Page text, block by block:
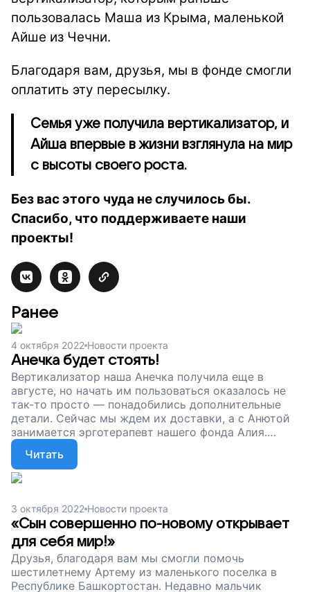
пользовалась Маша из Крыма, маленькой
Айше из Чечни.
Благодаря вам, друзья, мы в фонде смогли
оплатить эту пересылку.
Семья уже получила вертикализатор, и
Айша впервые в жизни взглянула на мир
с высоты своего роста.
Без вас этого чуда не случилось бы.
Спасибо, что поддерживаете наши
проекты!
Ранее
4 октября 2022 Новости проекта
Анечка будет стоять!
Вертикализатор наша Анечка получила еще в
августе, но начать им пользоваться оказалось не
так-то просто — понадобились дополнительные
детали. Сейчас мы ждем их доставки, а с Анютой
занимается эрготерапевт нашего фонда Алия.
Именно она скоро займется настройкой
вертикализатора для Ани. Друзья, спасибо за вашу
поддержку и неравнодушие! Благодаря вам уже
совсем скоро Анечка встанет на ноги и взглянет на
Читать
3 октября 2022 Новости проекта
«Сын совершенно по-новому открывает
для себя мир!»
Друзья, благодаря вам мы смогли помочь
шестилетнему Артему из маленького поселка в
Республике Башкортостан. Недавно мальчик